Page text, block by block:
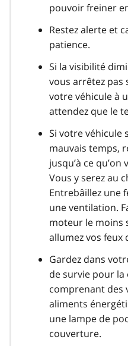
pouvoir freiner
Restez alerte et
patience.
Si la visibilité
vous arrêtez pas
votre véhicule à
attendez que le
Si votre véhicule
mauvais temps,
jusqu’à ce
Vous y serez au
Entrebâillez une
une ventilation.
moteur le moins
allumez vos feux
Gardez dans
de survie pour
comprenant des
aliments
une lampe de
couverture.